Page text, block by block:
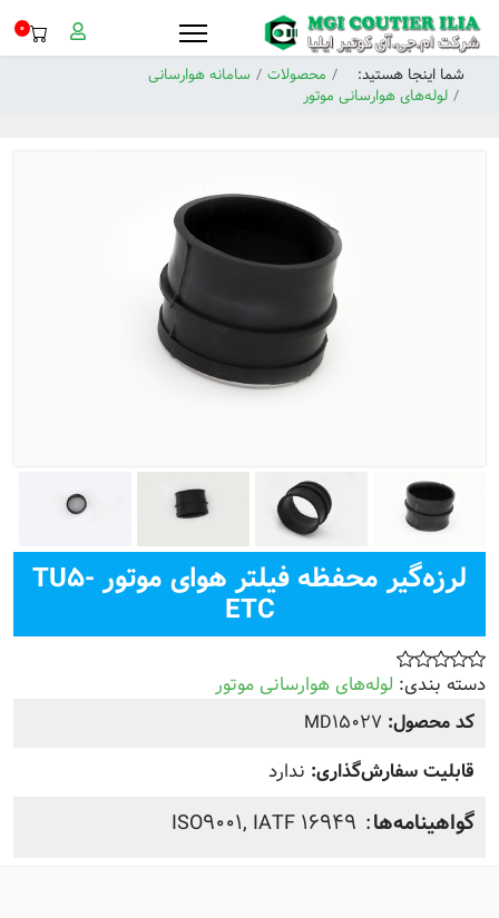
0
شما اینجا هستید: محصولات
سامانه هوارسانی
لوله‌‌های هوارسانی موتور
لرزه‌گیر محفظه فیلتر هوای موتور TU5-
ETC
دسته بندی: لوله‌های هوارسانی موتور
کد محصول: MD15027
قابلیت سفارش‌گذاری: ندارد
گواهینامه‌ها ISO9001, IATF 16949